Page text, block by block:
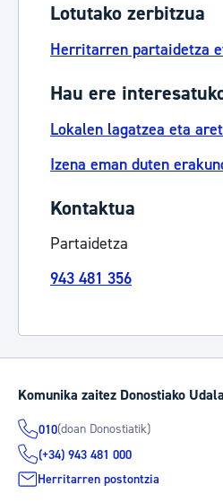
Lotutako zerbitzua
Herritarren partaidetza
Hau ere
Lokalen lagatzea eta
Izena eman duten
Kontaktua
Partaidetza
943 481 356
Komunika zaitez Donostiako
010(doan Donostiatik)
(+34) 943 481 000
Herritarren postontzia